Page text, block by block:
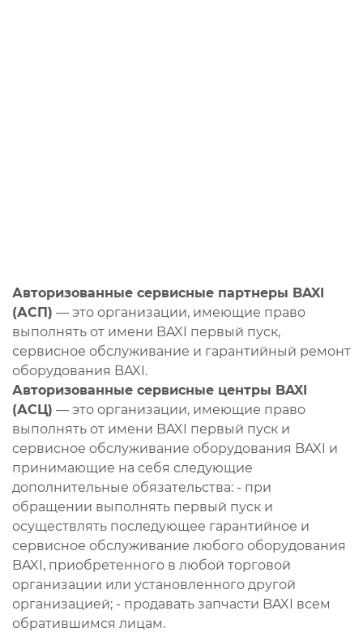
Авторизованные сервисные партнеры BAXI
(АСП) — это организации, имеющие право
выполнять от имени BAXI первый пуск,
сервисное обслуживание и гарантийный ремонт
оборудования BAXI.
Авторизованные сервисные центры BAXI
(АСЦ) — это организации, имеющие право
выполнять от имени BAXI первый пуск и
сервисное обслуживание оборудования BAXI и
принимающие на себя следующие
дополнительные обязательства: - при
обращении выполнять первый пуск и
осуществлять последующее гарантийное и
сервисное обслуживание любого оборудования
BAXI, приобретенного в любой торговой
организации или установленного другой
организацией; - продавать запчасти BAXI всем
обратившимся лицам.